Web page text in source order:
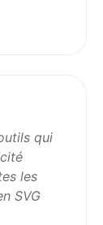
qui
les
SVG